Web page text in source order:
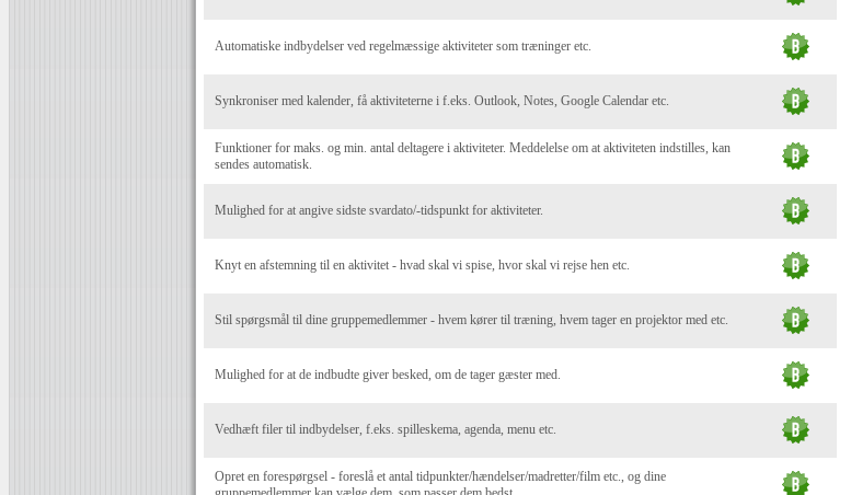
Automatiske indbydelser ved regelmæssige aktiviteter som træninger etc.
Synkroniser med kalender, få aktiviteterne i f.eks. Outlook, Notes, Google Calendar etc.
Funktioner for maks. og min. antal deltagere i aktiviteter. Meddelelse om at aktiviteten indstilles, kan
sendes automatisk.
Mulighed for at angive sidste svardato/-tidspunkt for aktiviteter.
Knyt en afstemning til en aktivitet - hvad skal vi spise, hvor skal vi rejse hen etc.
Stil spørgsmål til dine gruppemedlemmer - hvem kører til træning, hvem tager en projektor med etc.
Mulighed for at de indbudte giver besked, om de tager gæster med.
Vedhæft filer til indbydelser, f.eks. spilleskema, agenda, menu etc.
Opret en forespørgsel - foreslå et antal tidpunkter/hændelser/madretter/film etc., og dine